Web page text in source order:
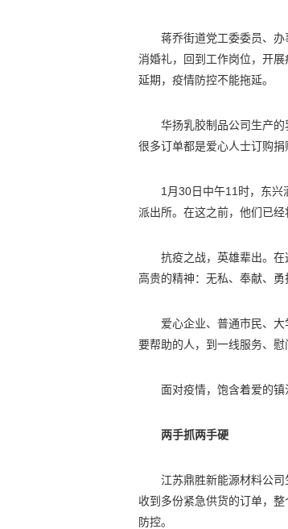
蒋乔街道党工委委员、
消婚礼，回到工作岗位，开
延期，疫情防控不能拖延。
华扬乳胶制品公司生产
很多订单都是爱心人士订购
1月30日中午11时，东兴
派出所。在这之前，他们已经
抗疫之战，英雄辈出。
高贵的精神：无私、奉献、勇
爱心企业、普通市民、
要帮助的人，到一线服务、
面对疫情，饱含着爱的镇
两手抓两手硬
江苏鼎胜新能源材料公
收到多份紧急供货的订单，
防控。